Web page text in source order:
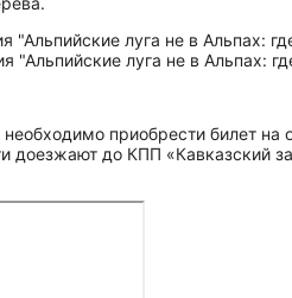
приобрести билет
доезжают до КПП «Кавказский